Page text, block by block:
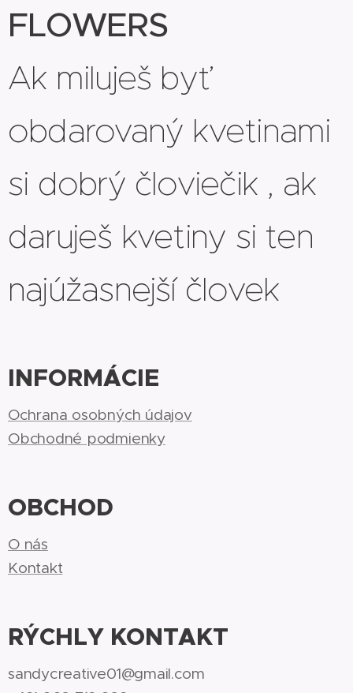
FLOWERS
Ak miluješ byť
obdarovaný kvetinami
si dobrý človiečik , ak
daruješ kvetiny si ten
najúžasnejší človek
INFORMÁCIE
Ochrana osobných údajov
Obchodné podmienky
OBCHOD
O nás
Kontakt
RÝCHLY KONTAKT
sandycreative01@gmail.com